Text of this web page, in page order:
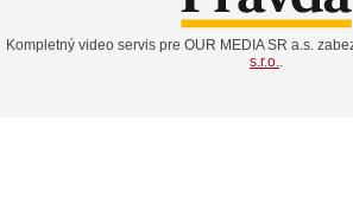
Kompletný video servis pre OUR MEDIA SR a.s.
s.r.o..